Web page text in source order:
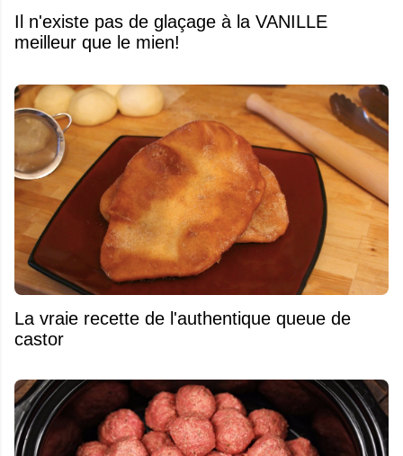
Il n'existe pas de glaçage à la VANILLE
meilleur que le mien!
La vraie recette de l'authentique queue de
castor